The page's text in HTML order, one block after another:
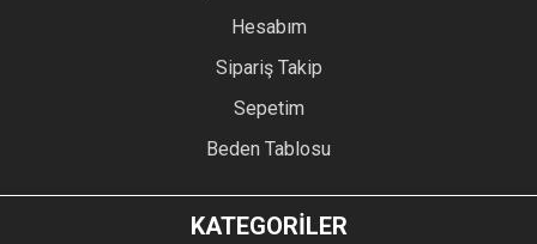
Hesabım
Sipariş Takip
Sepetim
Beden Tablosu
KATEGORİLER